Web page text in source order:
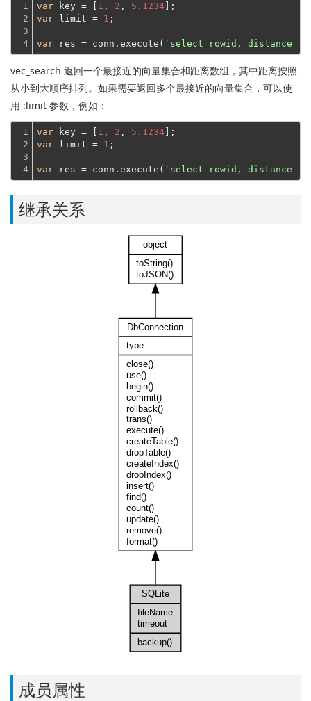
1
2
3
4
var key = [ 1 , 2 , 5.1234
var limit = 1 ;
var res = conn.execute( `select rowid, distance
vec_search 返回一个最接近的向量集合和距离数组，其中距离按照
从小到大顺序排列。如果需要返回多个最接近的向量集合，可以使
用 :limit 参数，例如：
1
2
3
4
var key = [ 1 , 2 , 5.1234
var limit = 1 ;
var res = conn.execute( `select rowid, distance
继承关系
object
toString()
toJSON()
DbConnection
type
close()
use()
begin()
commit()
rollback()
trans()
execute()
createTable()
dropTable()
createIndex()
dropIndex()
insert()
find()
count()
update()
remove()
format()
SQLite
fileName
timeout
backup()
成员属性